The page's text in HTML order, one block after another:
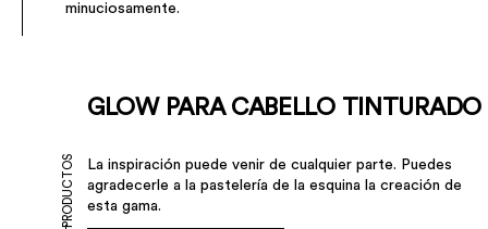
minuciosamente.
GLOW PARA CABELLO TINTURADO
La inspiración puede venir de cualquier parte. Puedes
agradecerle a la pastelería de la esquina la creación de
esta gama.
PRODUCTOS